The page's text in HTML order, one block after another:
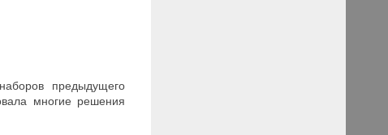
предыдущего
многие решения